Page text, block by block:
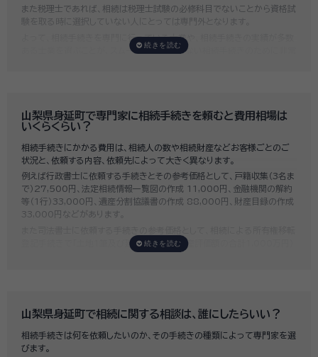
また税理士であれば、相続は税理士試験の必修科目でないことから資格試
験を取る時に選択していない人にとっては専門外となります。
よって、相続手続きを専門に行っている士業や、相続手続きの実績が多数
ある士業を選ぶことが、スムーズで間違いのない相続手続きのために非常
山梨県身延町で専門家に相続手続きを頼むと費用相場は
いくらくらい？
相続手続きにかかる費用は、相続人の数や相続財産などお客様ごとのご
状況と、依頼する内容、依頼先によって大きく異なります。
例えば行政書士に依頼する手続きとその参考価格として、戸籍収集（3名ま
で）27,500円、法定相続情報一覧図の作成 11,000円、金融機関の解約
等（1行）33,000円、遺産分割協議書の作成 88,000円、財産目録の作成
33,000円などがあります。
登記手続きで「土地1筆及び建物1棟（固定資産評価額の合計1,000万円）
せると100万円近くかそれ以上費用がかかってしまう場合もあるなど、非
いい相続では、お客様ごとに必要な相続手続きを明らかにし、無料で見積
もり をお出ししております。予算に合わせてご自身で対応できないものの
山梨県身延町で相続に関する相談は、誰にしたらいい？
相続手続きは何を依頼したいのか、その手続きの種類によって専門家を選
びます。